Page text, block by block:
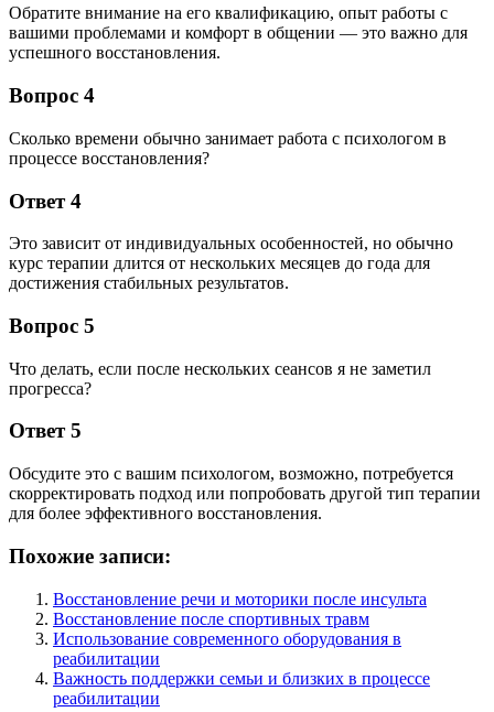
Обратите внимание на его квалификацию, опыт работы с
вашими проблемами и комфорт в общении — это важно для
успешного восстановления.
Вопрос 4
Сколько времени обычно занимает работа с психологом в
процессе восстановления?
Ответ 4
Это зависит от индивидуальных особенностей, но обычно
курс терапии длится от нескольких месяцев до года для
достижения стабильных результатов.
Вопрос 5
Что делать, если после нескольких сеансов я не заметил
прогресса?
Ответ 5
Обсудите это с вашим психологом, возможно, потребуется
скорректировать подход или попробовать другой тип терапии
для более эффективного восстановления.
Похожие записи:
Восстановление речи и моторики после инсульта
Восстановление после спортивных травм
Использование современного оборудования в
реабилитации
Важность поддержки семьи и близких в процессе
реабилитации